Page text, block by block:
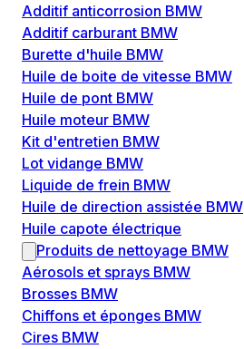
Additif anticorrosion BMW
Additif carburant BMW
Burette d'huile BMW
Huile de boite de vitesse BMW
Huile de pont BMW
Huile moteur BMW
Kit d'entretien BMW
Lot vidange BMW
Liquide de frein BMW
Huile de direction assistée BMW
Huile capote électrique
Produits de nettoyage BMW
Aérosols et sprays BMW
Brosses BMW
Chiffons et éponges BMW
Cires BMW